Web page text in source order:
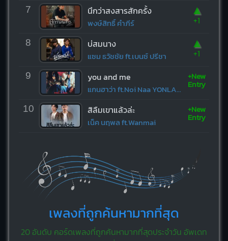
7 นึกว่าสงสารสักครั้ง
พงษ์สิทธิ์ คำภีร์
▲
+1
8 บ่สมนาง
แซม ธวัชชัย ft.เบนซ์ ปรีชา
▲
+1
9 you and me
แกนฮาว่า ft.Noi Naa YONLAPA
+New
Entry
10 สิลืมเขาแล้วล่ะ
เน็ค นฤพล ft.Wanmai
+New
Entry
เพลงที่ถูกค้นหามากที่สุด
20 อันดับ คอร์ดเพลงที่ถูกค้นหามากที่สุดประจำวัน อัพเดท